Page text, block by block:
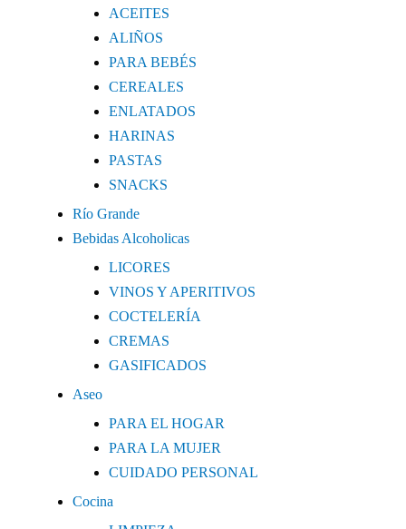
ACEITES
ALIÑOS
PARA BEBÉS
CEREALES
ENLATADOS
HARINAS
PASTAS
SNACKS
Río Grande
Bebidas Alcoholicas
LICORES
VINOS Y APERITIVOS
COCTELERÍA
CREMAS
GASIFICADOS
Aseo
PARA EL HOGAR
PARA LA MUJER
CUIDADO PERSONAL
Cocina